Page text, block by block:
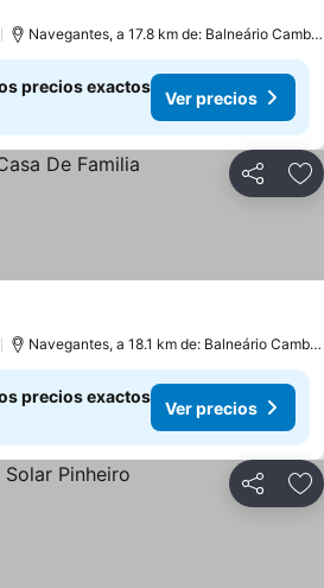
Navegantes, a 17.8 km de: Balneário
precios exactos
Ver precios
Compartir
Navegantes, a 18.1 km de: Balneário
precios exactos
Ver precios
Compartir